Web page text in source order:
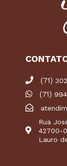
(71)
(71)
Rua
42700-
Lauro